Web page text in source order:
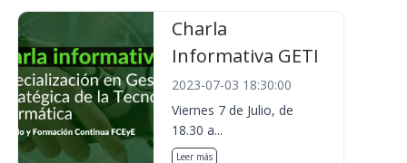
Charla
Informativa GETI
2023-07-03 18:30:00
Viernes 7 de Julio, de
18.30 a...
Leer más